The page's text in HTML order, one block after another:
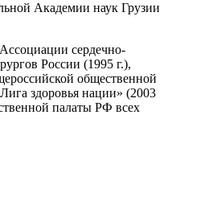
Академии наук Грузии
сердечно-
России (1995 г.),
общественной
здоровья нации» (2003
палаты РФ всех